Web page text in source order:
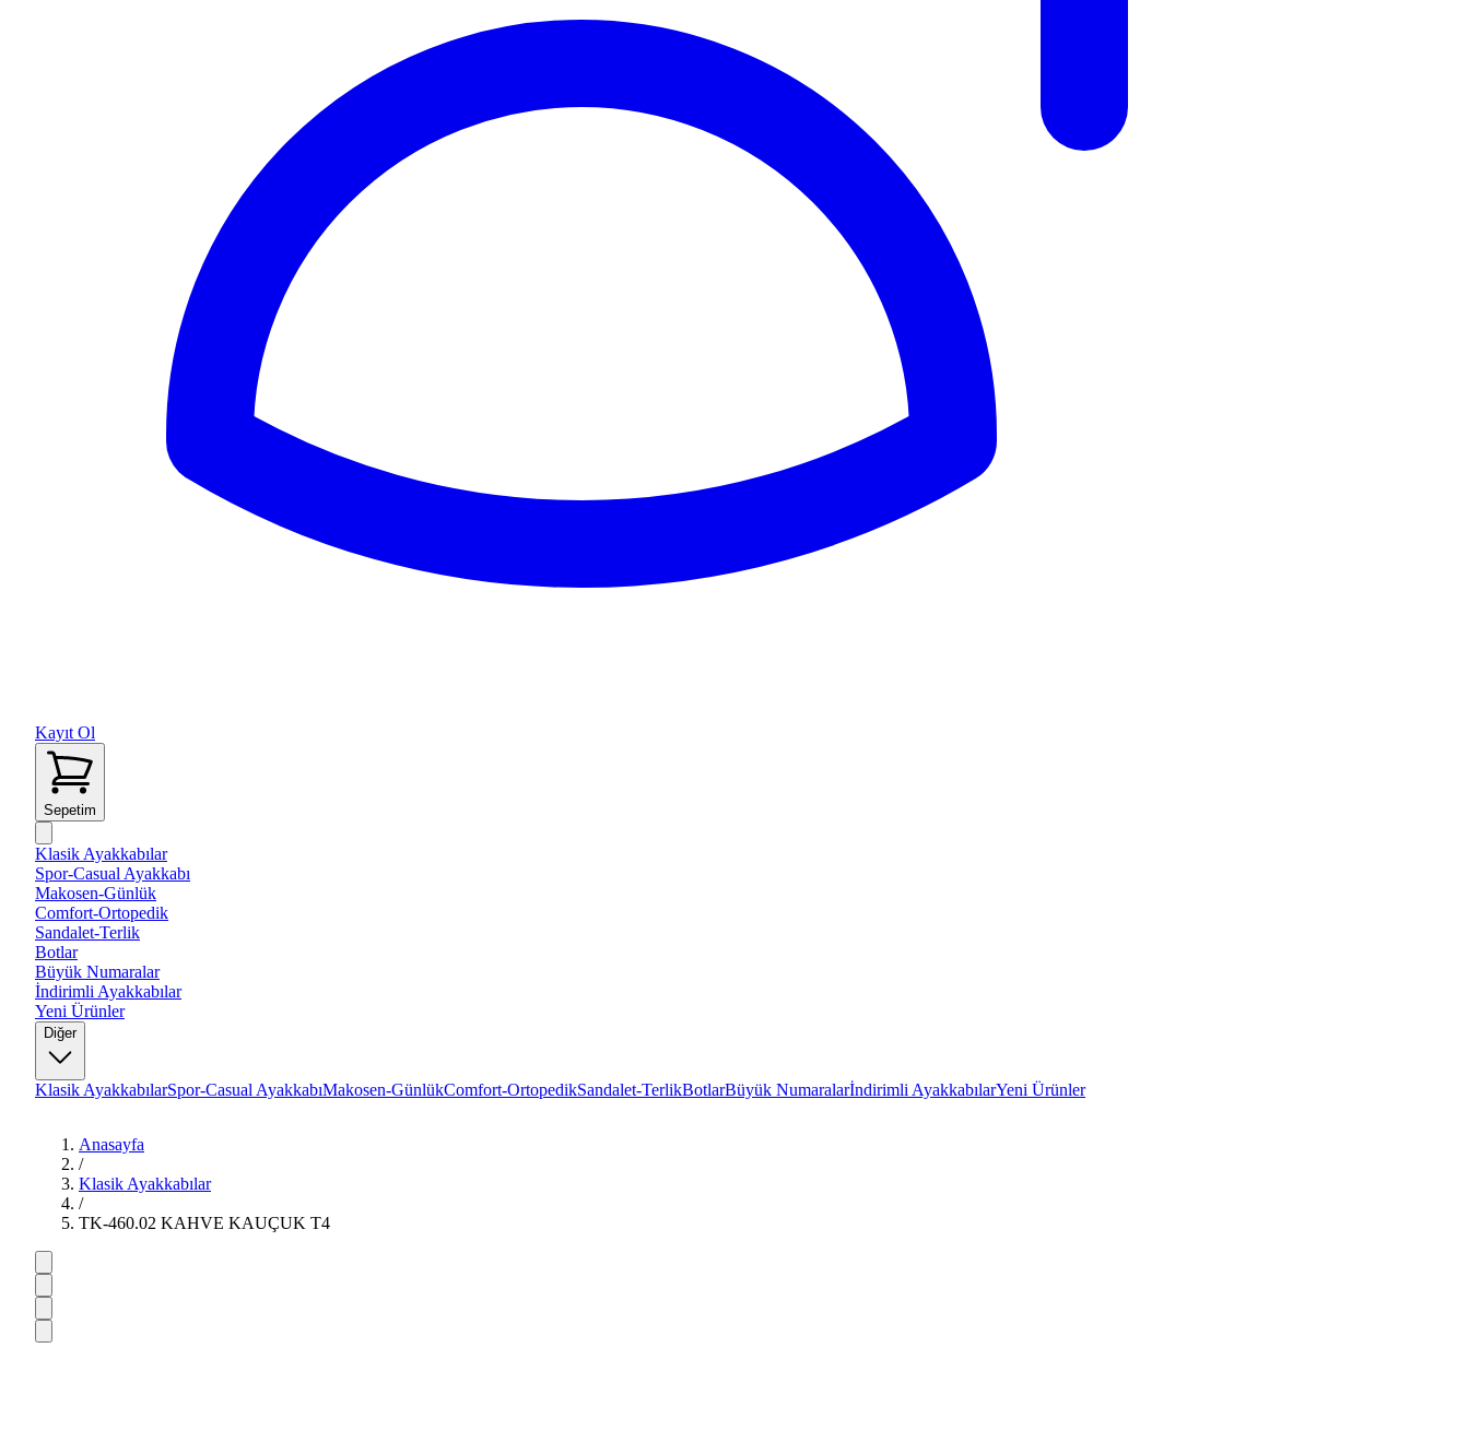
Kayıt Ol
Sepetim
Klasik Ayakkabılar
Spor-Casual Ayakkabı
Makosen-Günlük
Comfort-Ortopedik
Sandalet-Terlik
Botlar
Büyük Numaralar
İndirimli Ayakkabılar
Yeni Ürünler
Diğer
Klasik AyakkabılarSpor-Casual AyakkabıMakosen-GünlükComfort-OrtopedikSandalet-TerlikBotlarBüyük Numaralarİndirimli AyakkabılarYeni Ürünler
Anasayfa
/
Klasik Ayakkabılar
/
TK-460.02 KAHVE KAUÇUK T4